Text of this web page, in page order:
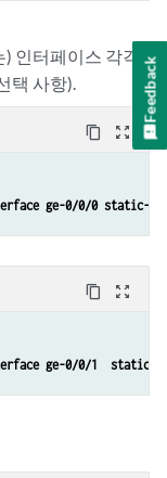
인터페이스 각각
택 사항).
content_copy zoom_out_map
ge-0/0/0 static-ip
content_copy zoom_out_map
ge-0/0/1  static-ip
Feedback